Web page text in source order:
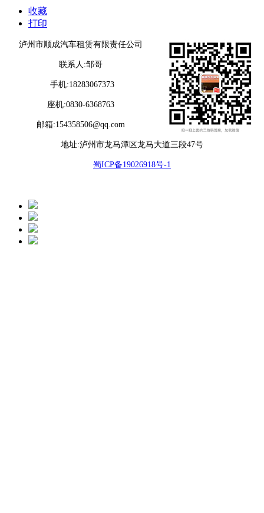
收藏
打印
泸州市顺成汽车租赁有限责任公司
联系人:邹哥
手机:18283067373
座机:0830-6368763
邮箱:154358506@qq.com
地址:泸州市龙马潭区龙马大道三段47号
蜀ICP备19026918号-1